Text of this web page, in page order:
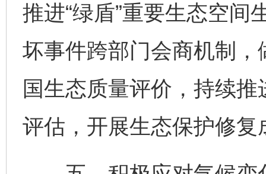
推进“绿盾”重要生态空间
坏事件跨部门会商机制
国生态质量评价，持续
评估，开展生态保护修复